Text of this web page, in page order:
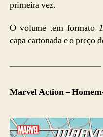
primeira vez.
O volume tem formato
capa cartonada e o preço
Marvel Action –